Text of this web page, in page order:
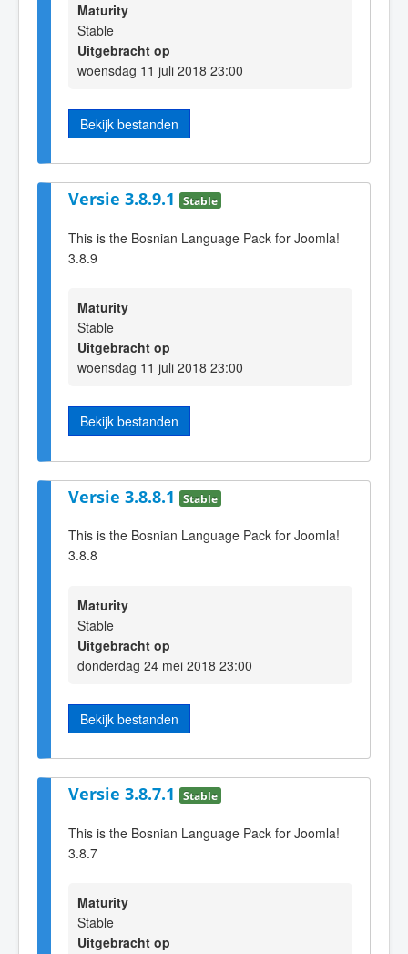
Maturity
Stable
Uitgebracht op
woensdag 11 juli 2018 23:00
Bekijk bestanden
Versie 3.8.9.1 Stable
This is the Bosnian Language Pack for Joomla!
3.8.9
Maturity
Stable
Uitgebracht op
woensdag 11 juli 2018 23:00
Bekijk bestanden
Versie 3.8.8.1 Stable
This is the Bosnian Language Pack for Joomla!
3.8.8
Maturity
Stable
Uitgebracht op
donderdag 24 mei 2018 23:00
Bekijk bestanden
Versie 3.8.7.1 Stable
This is the Bosnian Language Pack for Joomla!
3.8.7
Maturity
Stable
Uitgebracht op